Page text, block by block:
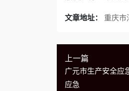
文章地址： 重庆
上一篇
广元市生产安全应
应急